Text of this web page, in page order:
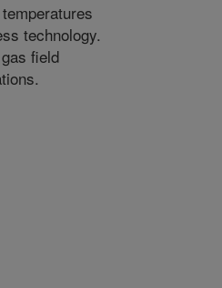
technology.
field